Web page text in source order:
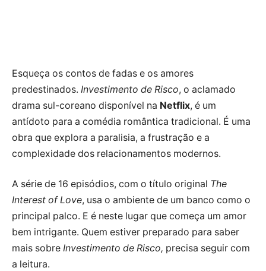
Esqueça os contos de fadas e os amores
predestinados. Investimento de Risco, o aclamado
drama sul-coreano disponível na Netflix, é um
antídoto para a comédia romântica tradicional. É uma
obra que explora a paralisia, a frustração e a
complexidade dos relacionamentos modernos.
A série de 16 episódios, com o título original The
Interest of Love, usa o ambiente de um banco como o
principal palco. E é neste lugar que começa um amor
bem intrigante. Quem estiver preparado para saber
mais sobre Investimento de Risco, precisa seguir com
a leitura.